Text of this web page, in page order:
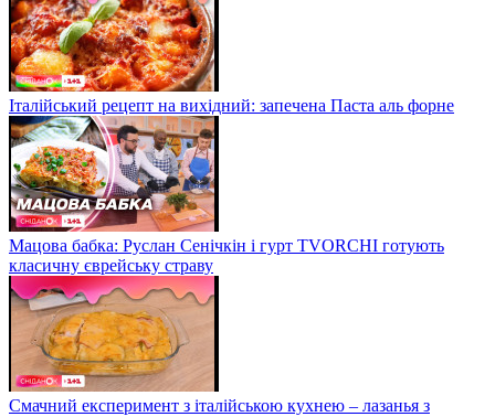
Італійський рецепт на вихідний: запечена Паста аль форне
Мацова бабка: Руслан Сенічкін і гурт TVORCHI готують
класичну єврейську страву
Смачний експеримент з італійською кухнею – лазанья з